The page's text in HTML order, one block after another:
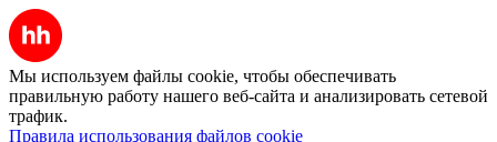
Мы используем файлы cookie, чтобы обеспечивать
правильную работу нашего веб-сайта и анализировать сетевой
трафик.
Правила использования файлов cookie